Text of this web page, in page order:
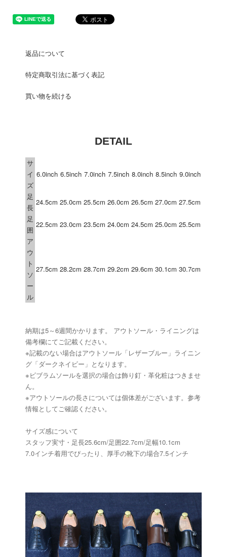
返品について
特定商取引法に基づく表記
買い物を続ける
DETAIL
サ
イ
ズ
6.0inch 6.5inch 7.0inch 7.5inch 8.0inch 8.5inch 9.0inch
足
長
24.5cm 25.0cm 25.5cm 26.0cm 26.5cm 27.0cm 27.5cm
足
囲
22.5cm 23.0cm 23.5cm 24.0cm 24.5cm 25.0cm 25.5cm
ア
ウ
ト
ソ
ー
ル
27.5cm 28.2cm 28.7cm 29.2cm 29.6cm 30.1cm 30.7cm
納期は5～6週間かかります。 アウトソール・ライニングは
備考欄にてご記載ください。
※記載のない場合はアウトソール「レザーブルー」ライニン
グ「ダークネイビー」となります。
※ビブラムソールを選択の場合は飾り釘・革化粧はつきませ
ん。
※アウトソールの長さについては個体差がございます。参考
情報としてご確認ください。
サイズ感について
スタッフ実寸・足長25.6cm/足囲22.7cm/足幅10.1cm
7.0インチ着用でぴったり、厚手の靴下の場合7.5インチ